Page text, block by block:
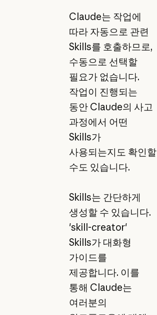
Claude는 작업에
따라 자동으로 관련
Skills를 호출하므로,
수동으로 선택할
필요가 없습니다.
작업이 진행되는
동안 Claude의 사고
과정에서 어떤
Skills가
사용되는지도 확인할
수도 있습니다.
Skills는 간단하게
생성할 수 있습니다.
'skill-creator'
Skills가 대화형
가이드를
제공합니다. 이를
통해 Claude는
여러분의